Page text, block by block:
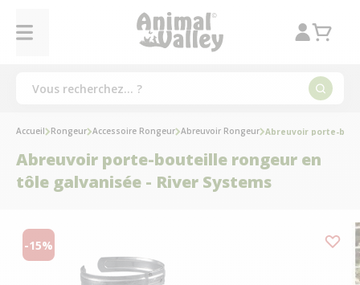
Accueil Rongeur Accessoire Rongeur Abreuvoir Rongeur Abreuvoir porte-
Abreuvoir porte-bouteille rongeur en
tôle galvanisée - River Systems
-15%